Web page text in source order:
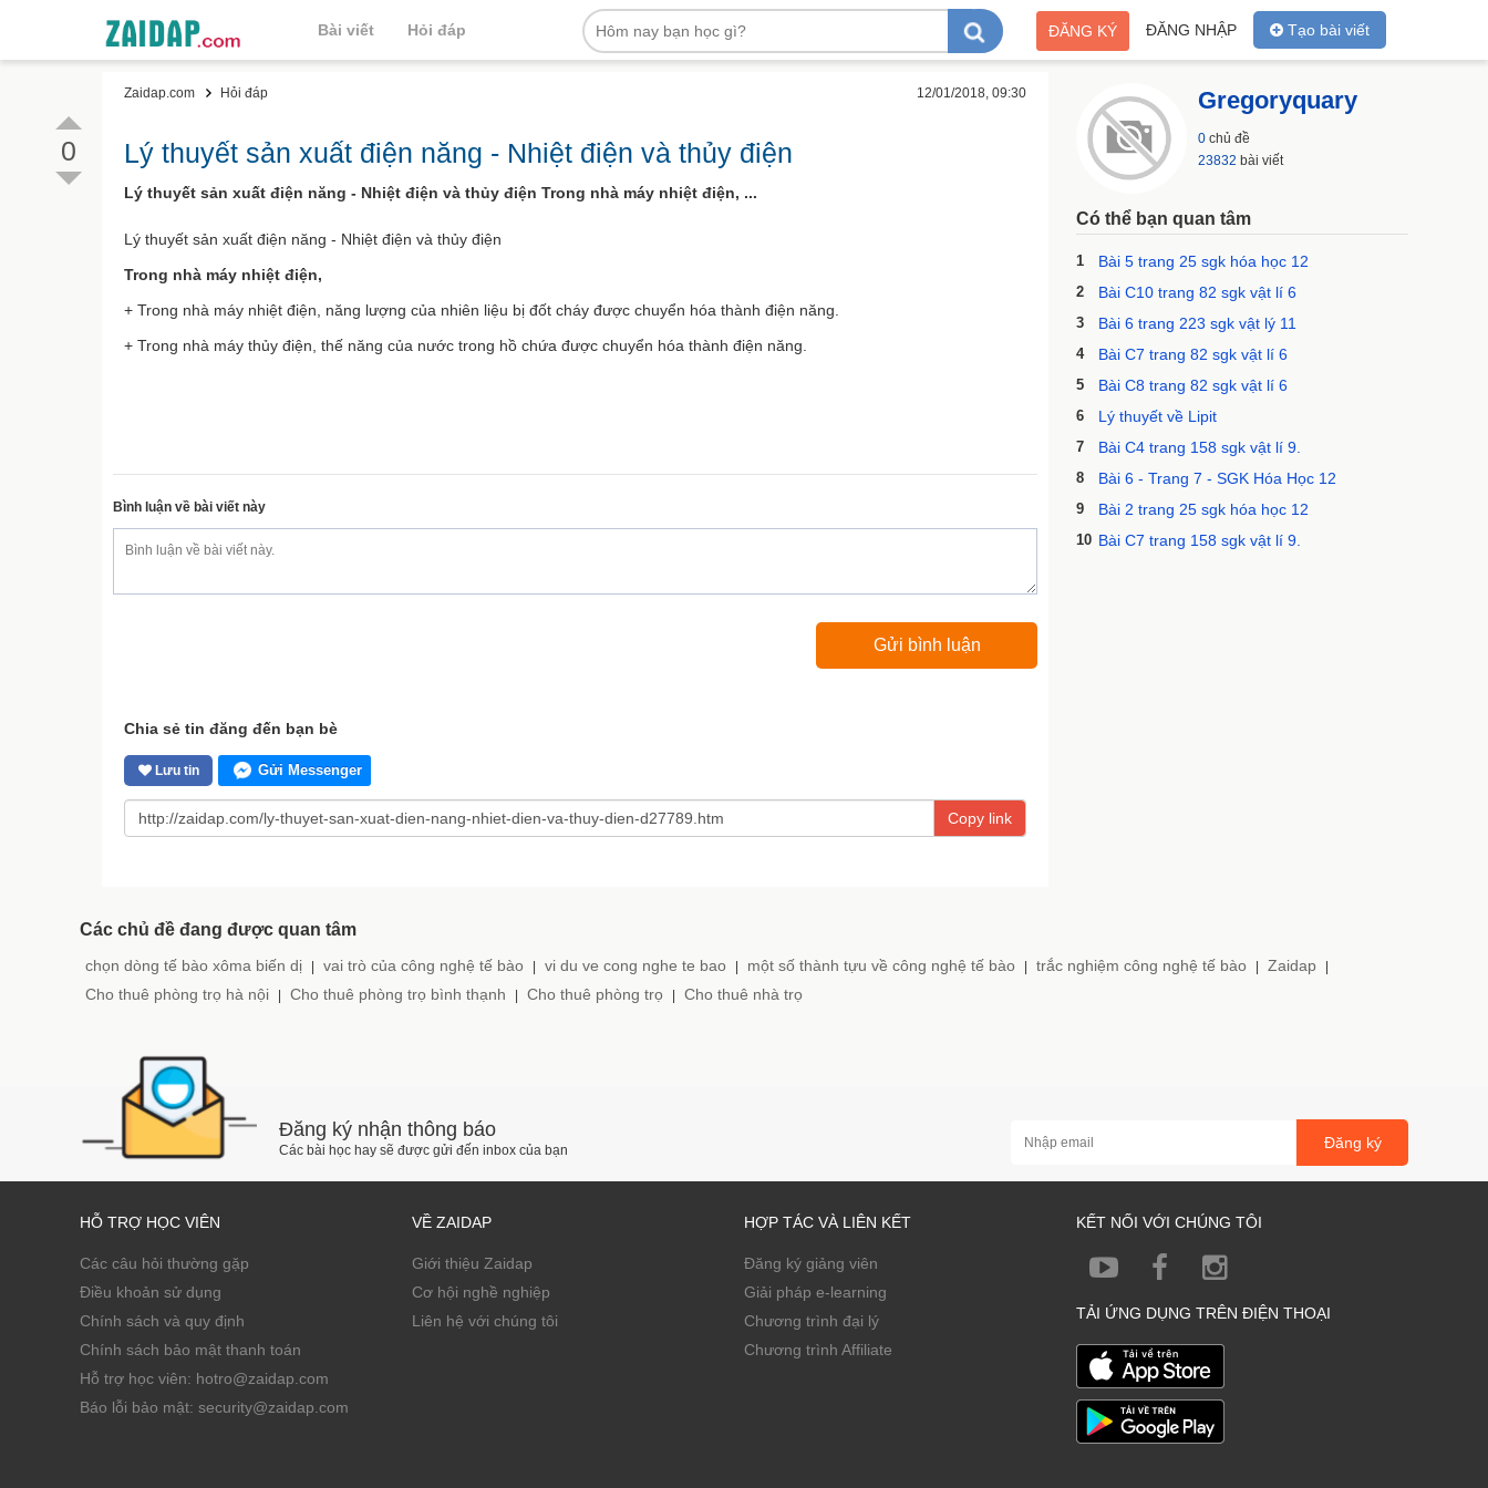
Bài viết Hỏi đáp Tạo bài viết
ĐĂNG NHẬP
ĐĂNG KÝ
Zaidap.com Hỏi đáp 12/01/2018, 09:30
Lý thuyết sản xuất điện năng - Nhiệt điện và thủy điện
Lý thuyết sản xuất điện năng - Nhiệt điện và thủy điện Trong nhà máy nhiệt điện, ...
Lý thuyết sản xuất điện năng - Nhiệt điện và thủy điện
Trong nhà máy nhiệt điện,
+ Trong nhà máy nhiệt điện, năng lượng của nhiên liệu bị đốt cháy được chuyển hóa thành điện năng.
+ Trong nhà máy thủy điện, thế năng của nước trong hồ chứa được chuyển hóa thành điện năng.
Bình luận về bài viết này
Chia sẻ tin đăng đến bạn bè
Lưu tin Gửi Messenger
Copy link
Gregoryquary
0 chủ đề
23832 bài viết
Có thể bạn quan tâm
1 Bài 5 trang 25 sgk hóa học 12
2 Bài C10 trang 82 sgk vật lí 6
3 Bài 6 trang 223 sgk vật lý 11
4 Bài C7 trang 82 sgk vật lí 6
5 Bài C8 trang 82 sgk vật lí 6
6 Lý thuyết về Lipit
7 Bài C4 trang 158 sgk vật lí 9.
8 Bài 6 - Trang 7 - SGK Hóa Học 12
9 Bài 2 trang 25 sgk hóa học 12
10 Bài C7 trang 158 sgk vật lí 9.
0
Các chủ đề đang được quan tâm
chọn dòng tế bào xôma biến dị vai trò của công nghệ tế bào vi du ve cong nghe te bao một số thành tựu về công nghệ tế bào trắc nghiệm công nghệ tế bào Zaidap
Cho thuê phòng trọ hà nội Cho thuê phòng trọ bình thạnh Cho thuê phòng trọ Cho thuê nhà trọ
Đăng ký
Đăng ký nhận thông báo
Các bài học hay sẽ được gửi đến inbox của bạn
HỖ TRỢ HỌC VIÊN
Các câu hỏi thường gặp
Điều khoản sử dụng
Chính sách và quy định
Chính sách bảo mật thanh toán
Hỗ trợ học viên: hotro@zaidap.com
Báo lỗi bảo mật: security@zaidap.com
VỀ ZAIDAP
Giới thiệu Zaidap
Cơ hội nghề nghiệp
Liên hệ với chúng tôi
HỢP TÁC VÀ LIÊN KẾT
Đăng ký giảng viên
Giải pháp e-learning
Chương trình đại lý
Chương trình Affiliate
KẾT NỐI VỚI CHÚNG TÔI
TẢI ỨNG DỤNG TRÊN ĐIỆN THOẠI